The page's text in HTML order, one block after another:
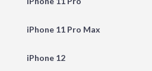
iPhone 11 Pro Max
iPhone 12